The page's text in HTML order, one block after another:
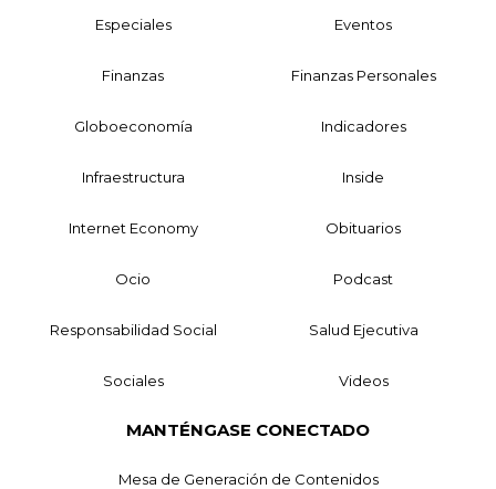
Especiales Eventos
Finanzas Finanzas Personales
Globoeconomía Indicadores
Infraestructura Inside
Internet Economy Obituarios
Ocio Podcast
Responsabilidad Social Salud Ejecutiva
Sociales Videos
MANTÉNGASE CONECTADO
Mesa de Generación de Contenidos